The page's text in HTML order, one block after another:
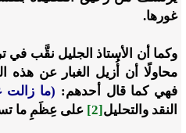
غورها.
وكما أن الأستاذ الجليل نقَّب في
محاولًا أن أُزيل الغبار عن هذه
فهي كما قال أحدهم: (ما زالت
النقد والتحليل[2] على عِظَمِ ما